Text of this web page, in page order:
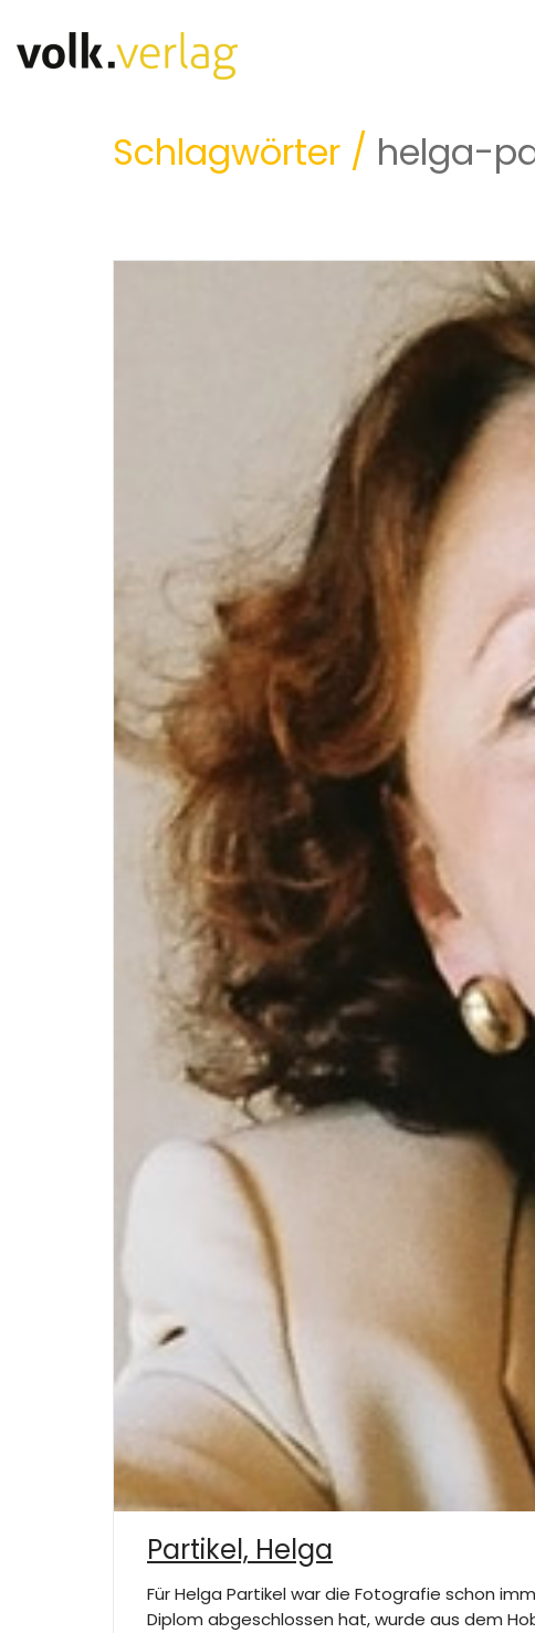
Schlagwörter / helga-
Partikel, Helga
Für Helga Partikel war die Fotografie schon
Diplom abgeschlossen hat, wurde aus dem